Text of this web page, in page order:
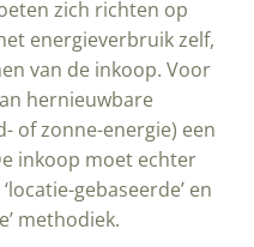
zich richten op
energieverbruik zelf,
van de inkoop. Voor
hernieuwbare
of zonne-energie) een
inkoop moet echter
gebaseerde’ en
methodiek.